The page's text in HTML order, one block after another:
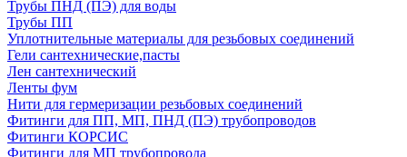
Трубы ПНД (ПЭ) для воды
Трубы ПП
Уплотнительные материалы для резьбовых соединений
Гели сантехнические,пасты
Лен сантехнический
Ленты фум
Нити для гермеризации резьбовых соединений
Фитинги для ПП, МП, ПНД (ПЭ) трубопроводов
Фитинги КОРСИС
Фитинги для МП трубопровода